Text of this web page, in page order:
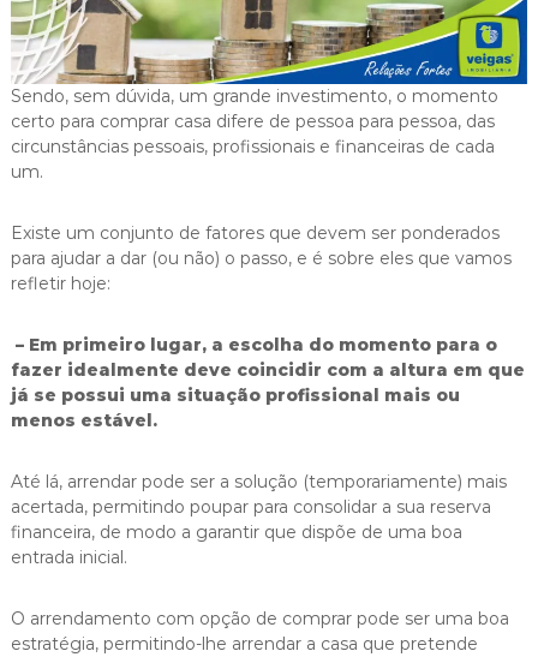
i
g
a
s
Sendo, sem dúvida, um grande investimento, o momento
certo para comprar casa difere de pessoa para pessoa, das
circunstâncias pessoais, profissionais e financeiras de cada
um.
Existe um conjunto de fatores que devem ser ponderados
para ajudar a dar (ou não) o passo, e é sobre eles que vamos
refletir hoje:
– Em primeiro lugar, a escolha do momento para o
fazer idealmente deve coincidir com a altura em que
já se possui uma situação profissional mais ou
menos estável.
Até lá, arrendar pode ser a solução (temporariamente) mais
acertada, permitindo poupar para consolidar a sua reserva
financeira, de modo a garantir que dispõe de uma boa
entrada inicial.
O arrendamento com opção de comprar pode ser uma boa
estratégia, permitindo-lhe arrendar a casa que pretende